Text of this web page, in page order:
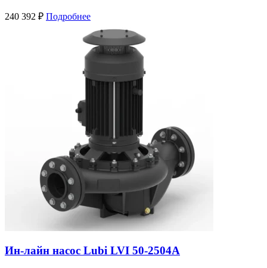
240 392 ₽ Подробнее
Ин-лайн насос Lubi LVI 50-2504A